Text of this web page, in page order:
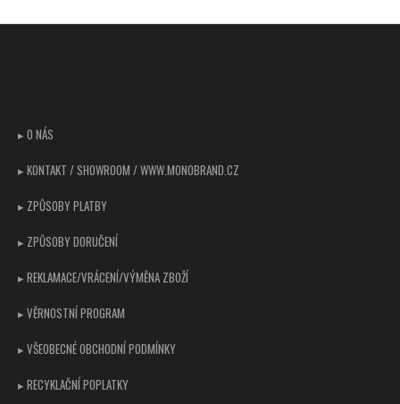
Z
▸ O NÁS
▸ KONTAKT / SHOWROOM / WWW.MONOBRAND.CZ
▸ ZPŮSOBY PLATBY
▸ ZPŮSOBY DORUČENÍ
▸ REKLAMACE/VRÁCENÍ/VÝMĚNA ZBOŽÍ
▸ VĚRNOSTNÍ PROGRAM
▸ VŠEOBECNÉ OBCHODNÍ PODMÍNKY
▸ RECYKLAČNÍ POPLATKY